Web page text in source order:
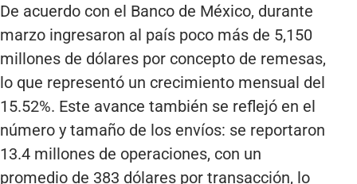
De acuerdo con el Banco de México, durante
marzo ingresaron al país poco más de 5,150
millones de dólares por concepto de remesas,
lo que representó un crecimiento mensual del
15.52%. Este avance también se reflejó en el
número y tamaño de los envíos: se reportaron
13.4 millones de operaciones, con un
promedio de 383 dólares por transacción, lo